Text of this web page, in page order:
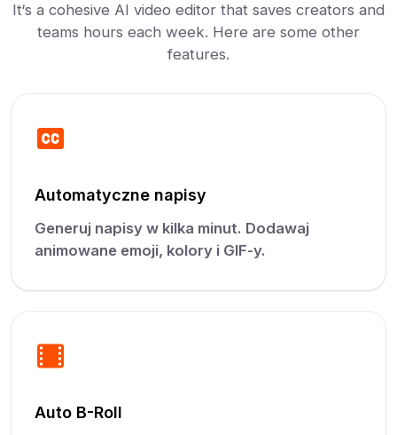
It‘s a cohesive AI video editor that saves creators and
teams hours each week. Here are some other
features.
Automatyczne napisy
Generuj napisy w kilka minut. Dodawaj
animowane emoji, kolory i GIF-y.
Auto B-Roll